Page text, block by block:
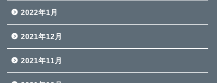
2022年1月
2021年12月
2021年11月